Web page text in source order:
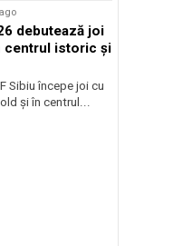
debutează joi
centrul istoric și
Sibiu începe joi cu
și în centrul...